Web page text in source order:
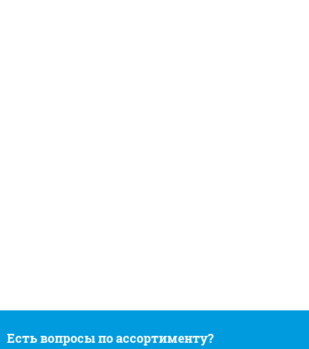
Есть вопросы по ассортименту?